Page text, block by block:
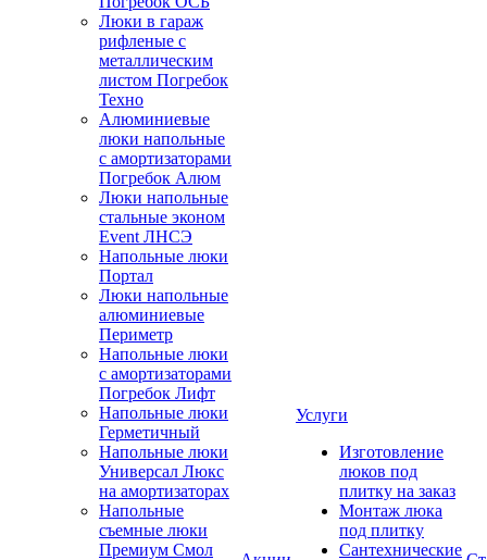
Люки в гараж
рифленые с
металлическим
листом Погребок
Техно
Алюминиевые
люки напольные
с амортизаторами
Погребок Алюм
Люки напольные
стальные эконом
Event ЛНСЭ
Напольные люки
Портал
Люки напольные
алюминиевые
Периметр
Напольные люки
с амортизаторами
Погребок Лифт
Напольные люки
Герметичный
Напольные люки
Универсал Люкс
на амортизаторах
Напольные
съемные люки
Премиум Смол
Услуги
Изготовление
люков под
плитку на заказ
Монтаж люка
под плитку
Сантехнические